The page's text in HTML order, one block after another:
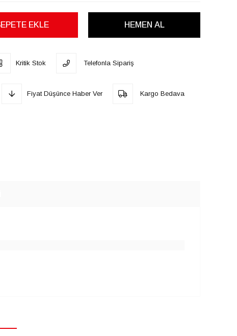
Kritik Stok Telefonla Sipariş
Fiyat Düşünce Haber Ver Kargo Bedava